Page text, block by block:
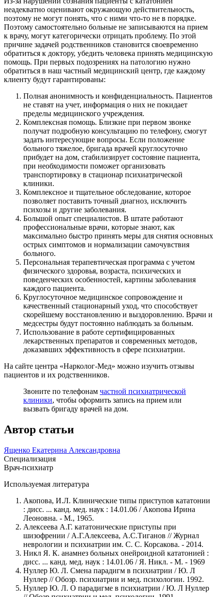
неадекватно оценивают окружающую действительность,
поэтому не могут понять, что с ними что-то не в порядке.
Поэтому самостоятельно больные не записываются на прием
к врачу, могут категорически отрицать проблему. По этой
причине задачей родственников становится своевременно
обратиться к доктору, убедить человека принять медицинскую
помощь. При первых подозрениях на патологию нужно
обратиться в наш частный медицинский центр, где каждому
клиенту будут гарантированы:
Полная анонимность и конфиденциальность. Пациентов
не ставят на учет, информация о них не покидает
пределы медицинского учреждения.
Комплексная помощь. Близкие при первом звонке
получат подробную консультацию по телефону, смогут
задать интересующие вопросы. Если положение
больного тяжелое, бригада врачей круглосуточно
прибудет на дом, стабилизирует состояние пациента,
при необходимости поможет организовать
транспортировку в стационар психиатрической
клиники.
Комплексное и тщательное обследование, которое
позволяет поставить точный диагноз, исключить
психозы и другие заболевания.
Большой опыт специалистов. В штате работают
профессиональные врачи, которые знают, как
максимально быстро принять меры для снятия основных
острых симптомов и нормализации самочувствия
больного.
Персональная терапевтическая программа с учетом
физического здоровья, возраста, психических и
поведенческих особенностей, картины заболевания
каждого пациента.
Круглосуточное медицинское сопровождение и
качественный стационарный уход, что способствует
скорейшему восстановлению и выздоровлению. Врачи и
медсестры будут постоянно наблюдать за больным.
Использование в работе сертифицированных
лекарственных препаратов и современных методов,
доказавших эффективность в сфере психиатрии.
На сайте центра «Нарколог-Мед» можно изучить отзывы
пациентов и их родственников.
Звоните по телефонам частной психиатрической
клиники, чтобы оформить запись на прием или
вызвать бригаду врачей на дом.
Автор статьи
Ященко Екатерина Александровна
Специализация
Врач-психиатр
Используемая литература
Акопова, И.Л. Клинические типы приступов кататонии
: дисс. ... канд. мед. наук : 14.01.06 / Акопова Ирина
Леоновна. - М., 1965.
Алексеева А.Г. кататонические приступы при
шизофрении / А.Г.Алексеева, А.С.Тиганов // Журнал
неврологии и психиатрии им. С. С. Корсакова. - 2014.
Никл Я. К. анамнез больных онейроидной кататонией :
дисс. ... канд. мед. наук : 14.01.06 / Я. Никл. - М. - 1969
Нуллер Ю. Л. Смена парадигм в психиатрии / Ю. Л
Нуллер // Обозр. психиатрии и мед. психологии. 1992.
Нуллер Ю. Л. О парадигме в психиатрии / Ю. Л Нуллер